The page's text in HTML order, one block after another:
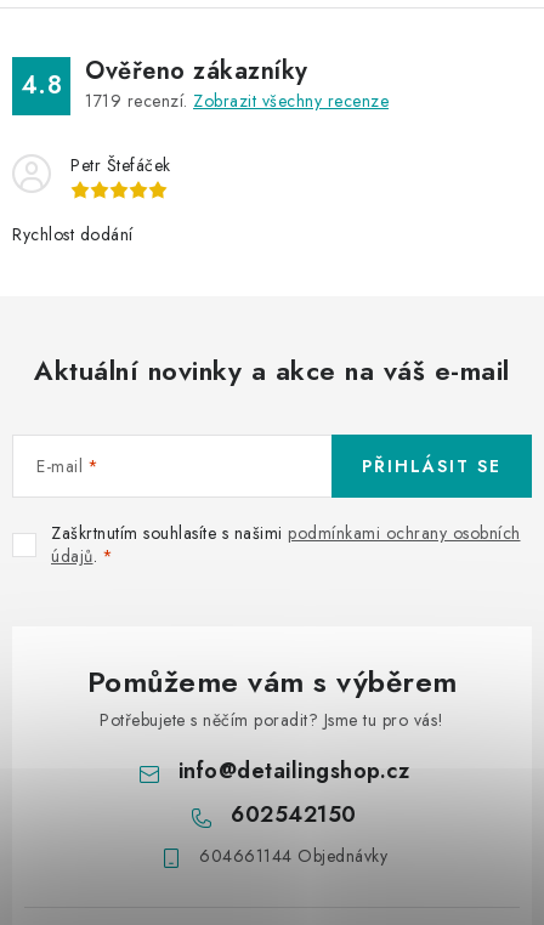
4.8 Ověřeno zákazníky
1719 recenzí. Zobrazit všechny recenze
Petr Štefáček
Rychlost dodání
Aktuální novinky a akce na váš e-mail
E-mail
Zaškrtnutím souhlasíte s našimi podmínkami ochrany osobních
údajů.
PŘIHLÁSIT SE
Pomůžeme vám s výběrem
Potřebujete s něčím poradit? Jsme tu pro vás!
info@detailingshop.cz
602542150
604661144 Objednávky